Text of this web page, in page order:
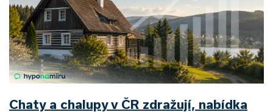
Chaty a chalupy v ČR zdražují, nabídka